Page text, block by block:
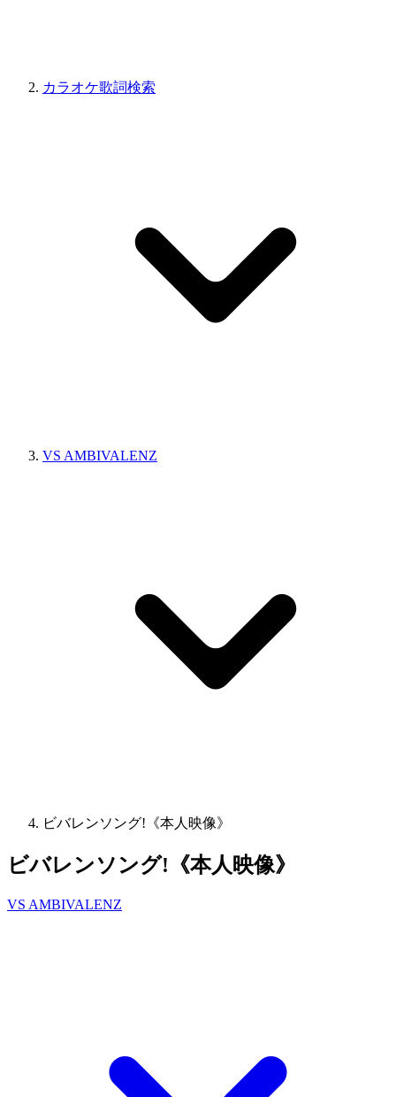
カラオケ歌詞検索
VS AMBIVALENZ
ビバレンソング!《本人映像》
ビバレンソング!《本人映像》
VS AMBIVALENZ